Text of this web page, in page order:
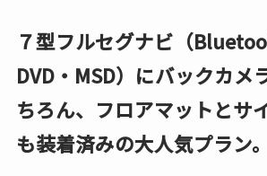
７型フルセグナビ（
DVD・MSD）にバックカメ
ちろん、フロアマットとサ
も装着済みの大人気プラン。